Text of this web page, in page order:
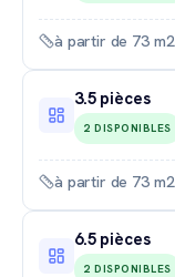
à partir de 73 m2
3.5 pièces
2 DISPONIBLES
à partir de 73 m2
6.5 pièces
2 DISPONIBLES